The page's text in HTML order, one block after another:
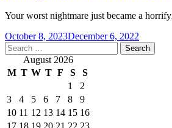
Your worst nightmare just became a
October 8, 2023December 6, 2022
Search
for: August 2026
M T W T F S
S
1
2
3
4 5 6 7 8
9
10 11 12 13 14 15 16
17 18 19 20 21 22 23